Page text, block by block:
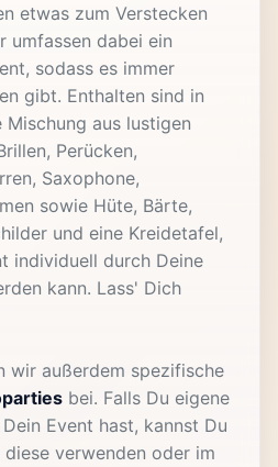
etwas zum Verstecken
umfassen dabei ein
sodass es immer
gibt. Enthalten sind in
Mischung aus lustigen
Perücken,
Saxophone,
sowie Hüte, Bärte,
und eine Kreidetafel,
individuell durch Deine
kann. Lass' Dich
wir außerdem spezifische
bei. Falls Du eigene
Event hast, kannst Du
verwenden oder im